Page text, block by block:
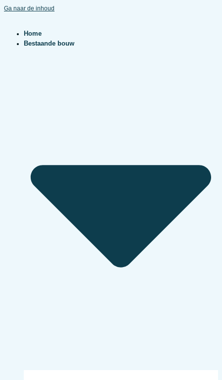
Ga naar de inhoud
Home
Bestaande bouw